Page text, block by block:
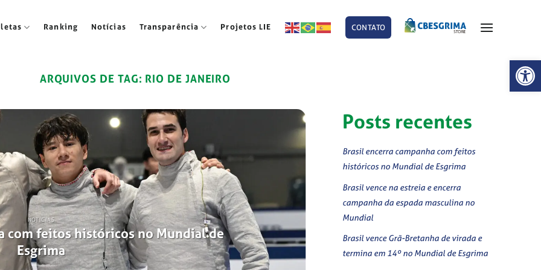
Abrir
Ranking Notícias Transparência Projetos LIE CONTATO
ARQUIVOS DE TAG: RIO DE JANEIRO
NOTÍCIAS
com feitos históricos no Mundial de
Esgrima
Posts recentes
Brasil encerra campanha com feitos
históricos no Mundial de Esgrima
Brasil vence na estreia e encerra
campanha da espada masculina no
Mundial
Brasil vence Grã-Bretanha de virada e
termina em 14º no Mundial de Esgrima